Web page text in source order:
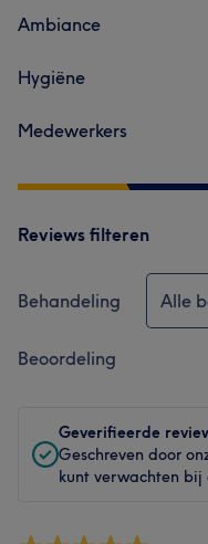
Ambiance
Hygiëne
Medewerkers
Reviews filteren
Behandeling Alle
Beoordeling
Geverifieerde
Geschreven door
kunt verwachten bij